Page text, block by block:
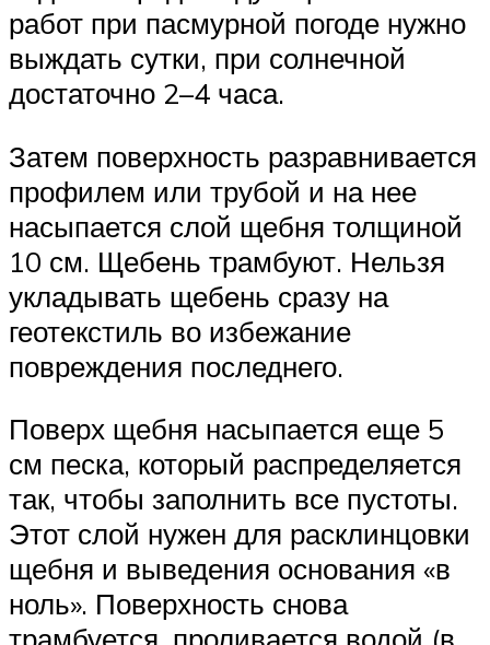
работ при пасмурной погоде нужно
выждать сутки, при солнечной
достаточно 2–4 часа.
Затем поверхность разравнивается
профилем или трубой и на нее
насыпается слой щебня толщиной
10 см. Щебень трамбуют. Нельзя
укладывать щебень сразу на
геотекстиль во избежание
повреждения последнего.
Поверх щебня насыпается еще 5
см песка, который распределяется
так, чтобы заполнить все пустоты.
Этот слой нужен для расклинцовки
щебня и выведения основания «в
ноль». Поверхность снова